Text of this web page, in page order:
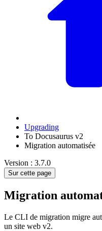
Upgrading
To Docusaurus v2
Migration automatisée
Version : 3.7.0
Sur cette page
Migration
Le CLI de migration migre
un site web v2.